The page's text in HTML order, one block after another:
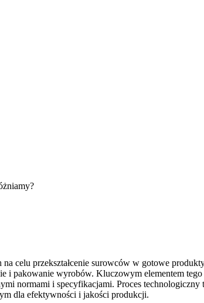
celu przekształcenie surowców w gotowe
i pakowanie wyrobów. Kluczowym elementem
normami i specyfikacjami. Proces
dla efektywności i jakości produkcji.